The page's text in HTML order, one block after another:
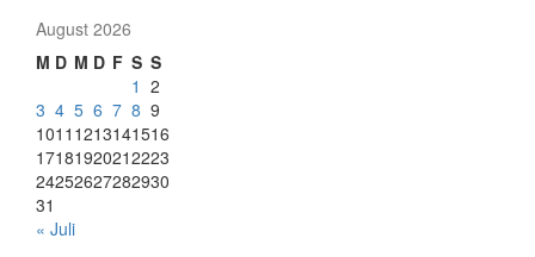
August 2026
M D M D F S S
1 2
3 4 5 6 7 8 9
1011 1213141516
17181920212223
24252627282930
31
« Juli